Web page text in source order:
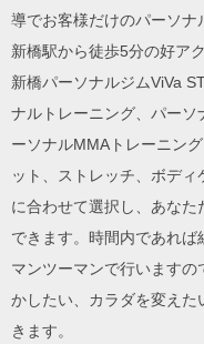
導でお客様だけのパーソナ
新橋駅から徒歩5分の好アク
新橋パーソナルジムViVa
ナルトレーニング、パー
ーソナルMMAトレーニン
ット、ストレッチ、ボデ
に合わせて選択し、あな
できます。時間内であれば
マンツーマンで行います
かしたい、カラダを変え
きます。